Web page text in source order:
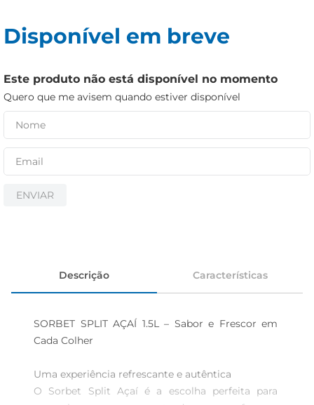
Disponível em breve
Este produto não está disponível no momento
Quero que me avisem quando estiver disponível
ENVIAR
Descrição Características
SORBET SPLIT AÇAÍ 1.5L – Sabor e Frescor em
Cada Colher
Uma experiência refrescante e autêntica
O Sorbet Split Açaí é a escolha perfeita para
biscoito
papel higiênico
cerveja